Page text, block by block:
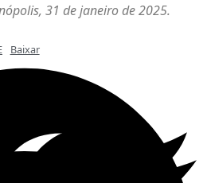
31 de janeiro de 2025.
Baixar